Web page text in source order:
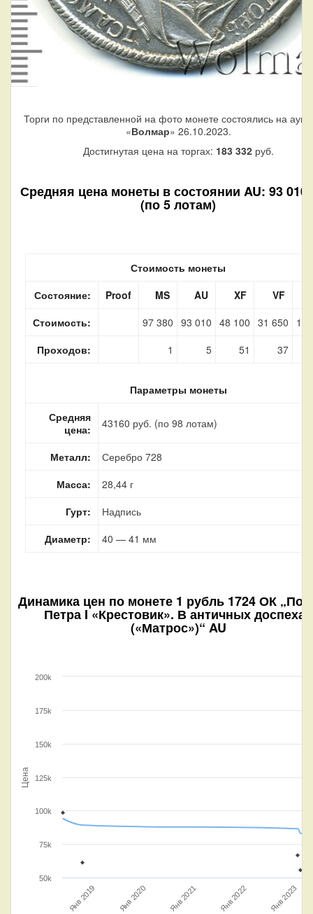
Торги по представленной на фото монете состоялись на
«Волмар» 26.10.2023.
Достигнутая цена на торгах: 183 332руб.
Средняя цена монеты в состоянии AU: 93 010
(по 5 лотам)
Стоимость монеты
Состояние:
Proof MS AU XF
VF
Стоимость:
97 380 93 010 48 100 31 650
10
Проходов:
1 5 51 37
Параметры монеты
Средняя
цена:
43160 руб. (по 98 лотам)
Металл:
Серебро 728
Масса:
28,44 г
Гурт:
Надпись
Диаметр:
40 — 41 мм
Динамика цен по монете 1 рубль 1724 ОК
Петра I «Крестовик». В античных доспехах
(«Матрос»)“ AU
Цена
Янв 2019 Янв 2020 Янв 2021 Янв 2022 Янв 2023
50k
75k
100k
125k
150k
175k
200k